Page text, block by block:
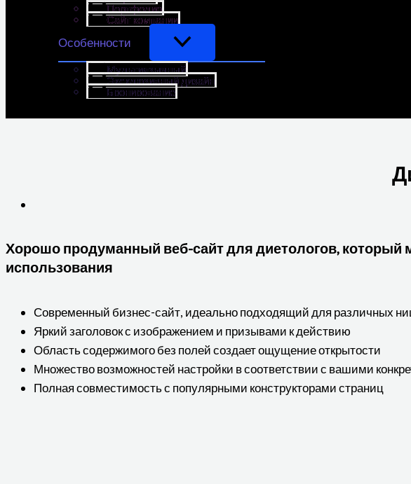
Портфолио
Сайт компании
Особенности
Мультиязычный
Эксклюзивный дизайн
Бронирование
Хорошо продуманный веб-сайт для диетологов, который
использования
Современный бизнес-сайт, идеально подходящий для различных
Яркий заголовок с изображением и призывами к действию
Область содержимого без полей создает ощущение открытости
Множество возможностей настройки в соответствии с вашими
Полная совместимость с популярными конструкторами страниц